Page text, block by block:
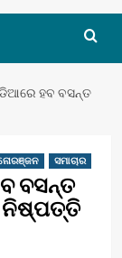
ହବ ବସନ୍ତ
ସମାଚାର
ବସନ୍ତ
ନିଷ୍ପତ୍ତି